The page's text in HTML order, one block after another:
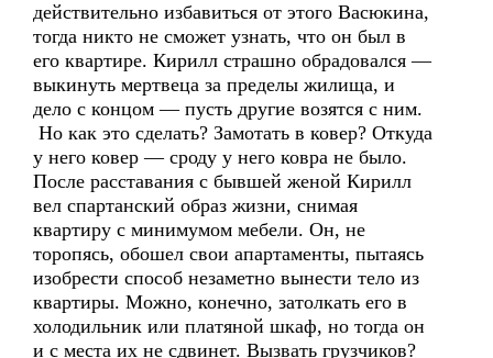
действительно избавиться от этого Васюкина,
тогда никто не сможет узнать, что он был в
его квартире. Кирилл страшно обрадовался —
выкинуть мертвеца за пределы жилища, и
дело с концом — пусть другие возятся с ним.
Но как это сделать? Замотать в ковер? Откуда
у него ковер — сроду у него ковра не было.
После расставания с бывшей женой Кирилл
вел спартанский образ жизни, снимая
квартиру с минимумом мебели. Он, не
торопясь, обошел свои апартаменты, пытаясь
изобрести способ незаметно вынести тело из
квартиры. Можно, конечно, затолкать его в
холодильник или платяной шкаф, но тогда он
и с места их не сдвинет. Вызвать грузчиков?